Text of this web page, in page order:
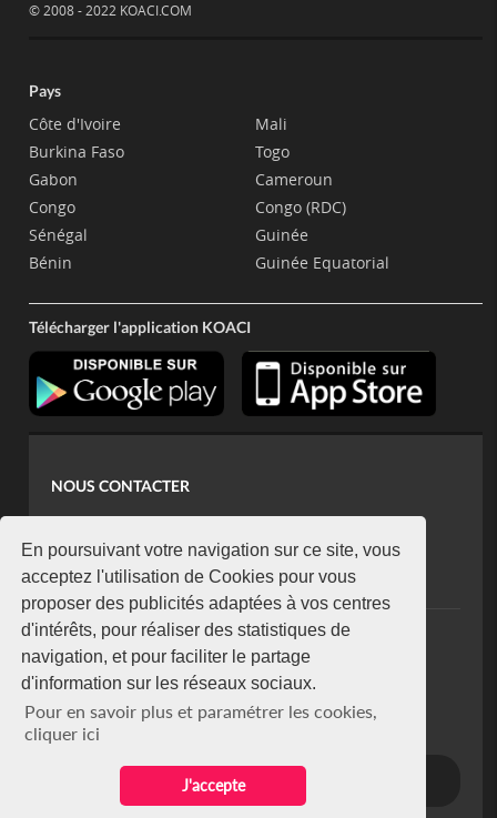
En poursuivant votre navigation sur ce site, vous
acceptez l'utilisation de Cookies pour vous
proposer des publicités adaptées à vos centres
d'intérêts, pour réaliser des statistiques de
navigation, et pour faciliter le partage
d'information sur les réseaux sociaux.
Pour en savoir plus et paramétrer les cookies,
cliquer ici
J'accepte
© 2008 - 2022 KOACI.COM
Pays
Côte d'Ivoire
Burkina Faso
Gabon
Congo
Sénégal
Bénin
Mali
Togo
Cameroun
Congo (RDC)
Guinée
Guinée Equatorial
Télécharger l'application KOACI
NOUS CONTACTER
koaci@yahoo.fr
+225 07 08 85 52 93
NEWSLETTER
Restez connecté via notre newsletter
S'abonner
Se désabonner